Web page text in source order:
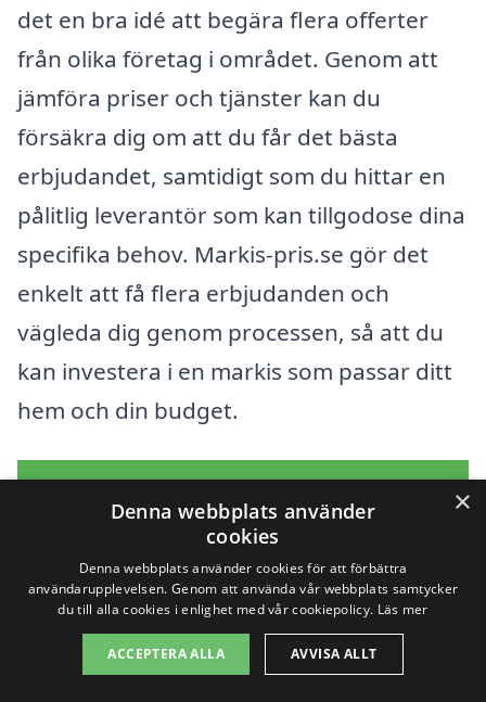
det en bra idé att begära flera offerter
från olika företag i området. Genom att
jämföra priser och tjänster kan du
försäkra dig om att du får det bästa
erbjudandet, samtidigt som du hittar en
pålitlig leverantör som kan tillgodose dina
specifika behov. Markis-pris.se gör det
enkelt att få flera erbjudanden och
vägleda dig genom processen, så att du
kan investera i en markis som passar ditt
hem och din budget.
Få 3 erbjudanden, gratis och utan
förpliktelser
Sök efter en
×
Denna webbplats använder
cookies
Denna webbplats använder cookies för att förbättra
användarupplevelsen. Genom att använda vår webbplats samtycker
du till alla cookies i enlighet med vår cookiepolicy. Läs mer
ACCEPTERA ALLA AVVISA ALLT